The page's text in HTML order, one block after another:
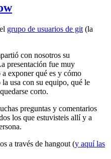
grupo de usuarios de git (la
con nosotros su
presentación fue muy
exponer qué es y cómo
usa con su equipo, qué le
corto.
preguntas y comentarios
los que estuvisteis allí y a
a través de hangout (y aquí las